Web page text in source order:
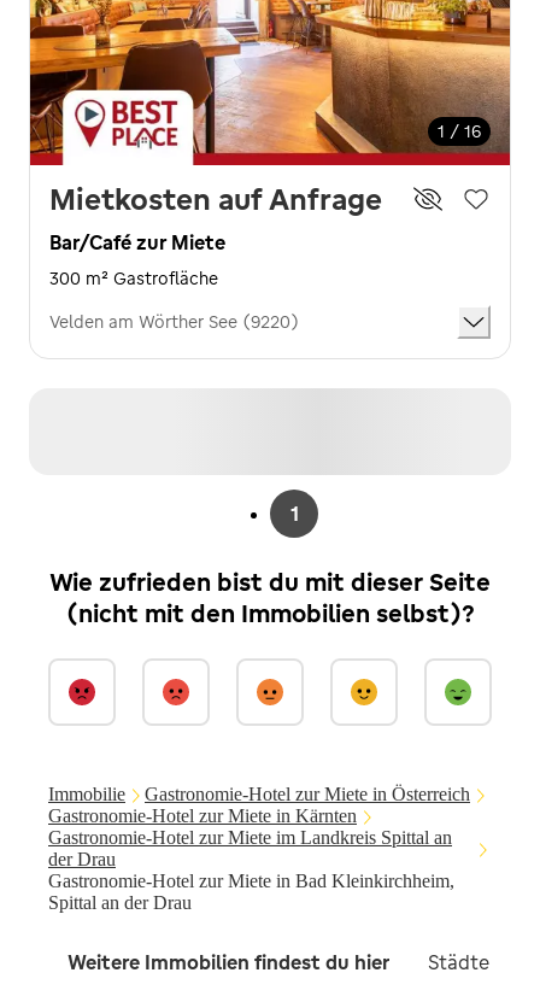
1 / 16
Mietkosten auf Anfrage
Bar/Café zur Miete
300 m² Gastrofläche
Velden am Wörther See (9220)
1
Wie zufrieden bist du mit dieser Seite
(nicht mit den Immobilien selbst)?
Immobilie
Gastronomie-Hotel zur Miete in Österreich
Gastronomie-Hotel zur Miete in Kärnten
Gastronomie-Hotel zur Miete im Landkreis Spittal an
der Drau
Gastronomie-Hotel zur Miete in Bad Kleinkirchheim,
Spittal an der Drau
Weitere Immobilien findest du hier Städte in